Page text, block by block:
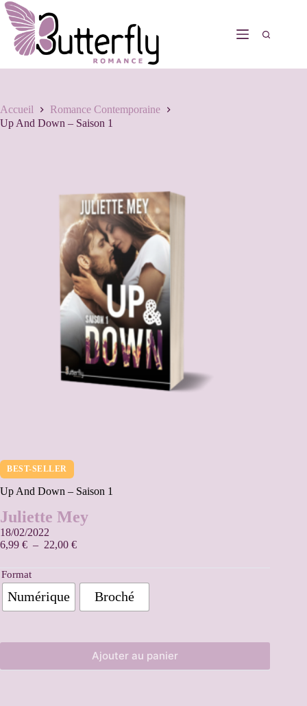
Accueil
Romance Contemporaine
Up And Down – Saison 1
BEST-SELLER
Up And Down – Saison 1
Juliette Mey
18/02/2022
6,99 € – 22,00 €
Format
Numérique Broché
Ajouter au panier